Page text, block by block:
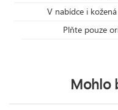
V nabídce i
Plňte pouze
Mohlo